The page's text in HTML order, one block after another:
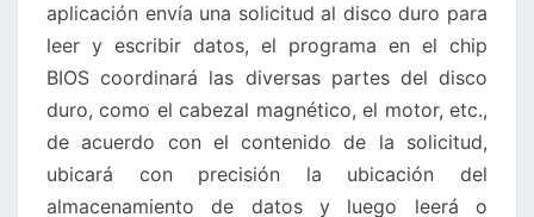
aplicación envía una solicitud al disco duro para
leer y escribir datos, el programa en el chip
BIOS coordinará las diversas partes del disco
duro, como el cabezal magnético, el motor, etc.,
de acuerdo con el contenido de la solicitud,
ubicará con precisión la ubicación del
almacenamiento de datos y luego leerá o